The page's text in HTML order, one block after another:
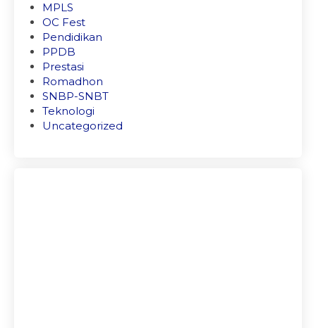
MPLS
OC Fest
Pendidikan
PPDB
Prestasi
Romadhon
SNBP-SNBT
Teknologi
Uncategorized